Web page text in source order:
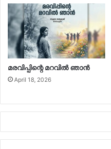
മരവിപ്പിന്റെ മറവിൽ ഞാൻ
April 18, 2026